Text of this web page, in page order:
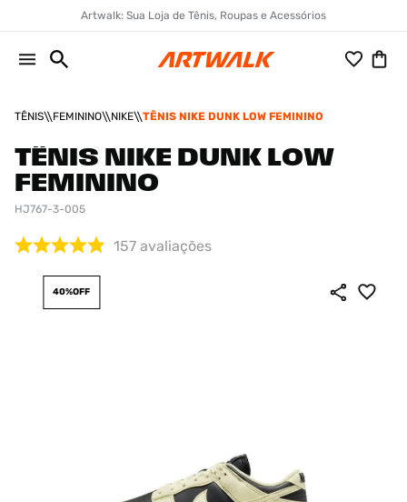
Artwalk: Sua Loja de Tênis, Roupas e Acessórios
TÊNIS FEMININO NIKE TÊNIS NIKE DUNK LOW FEMININO
TÊNIS NIKE DUNK LOW
FEMININO
HJ767-3-005
157 avaliações
40%OFF